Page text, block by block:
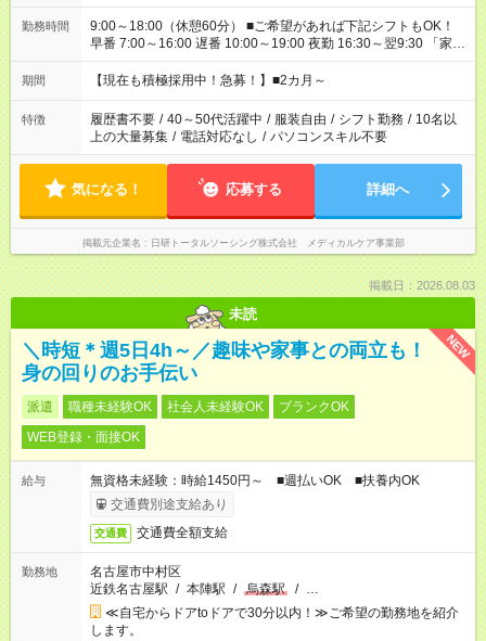
勤務時間
9:00～18:00（休憩60分） ■ご希望があれば下記シフトもOK！
早番 7:00～16:00 遅番 10:00～19:00 夜勤 16:30～翌9:30 「家族
と休みを合わせたい」 「余裕を持って夕飯の準備がしたい」
「できれば残業はしたくない」 など、ご希望を教えてください
と、もう1つのお仕事の勤務時間が 合計で週40時間を超える場
合は応募できません。
期間 【現在も積極採用中！急募！】■2カ月～
特徴 履歴書不要 / 40～50代活躍中 / 服装自由 / シフト勤務 / 10名以
上の大量募集 / 電話対応なし / パソコンスキル不要
気になる！ 応募する 詳細へ
掲載元企業名 日研トータルソーシング株式会社 メディカルケア事業部
掲載日：2026.08.03
未読
NEW
＼時短＊週5日4h～／趣味や家事との両立も！
身の回りのお手伝い
派遣 職種未経験OK 社会人未経験OK
ブランクOK
WEB登録・面接OK
給与
無資格未経験：時給1450円～ ■週払いOK ■扶養内OK
交通費別途支給あり
交通費 交通費全額支給
勤務地
名古屋市中村区
近鉄名古屋駅 / 本陣駅 / 烏森駅 / …
≪自宅からドアtoドアで30分以内！≫ご希望の勤務地を紹介
します。